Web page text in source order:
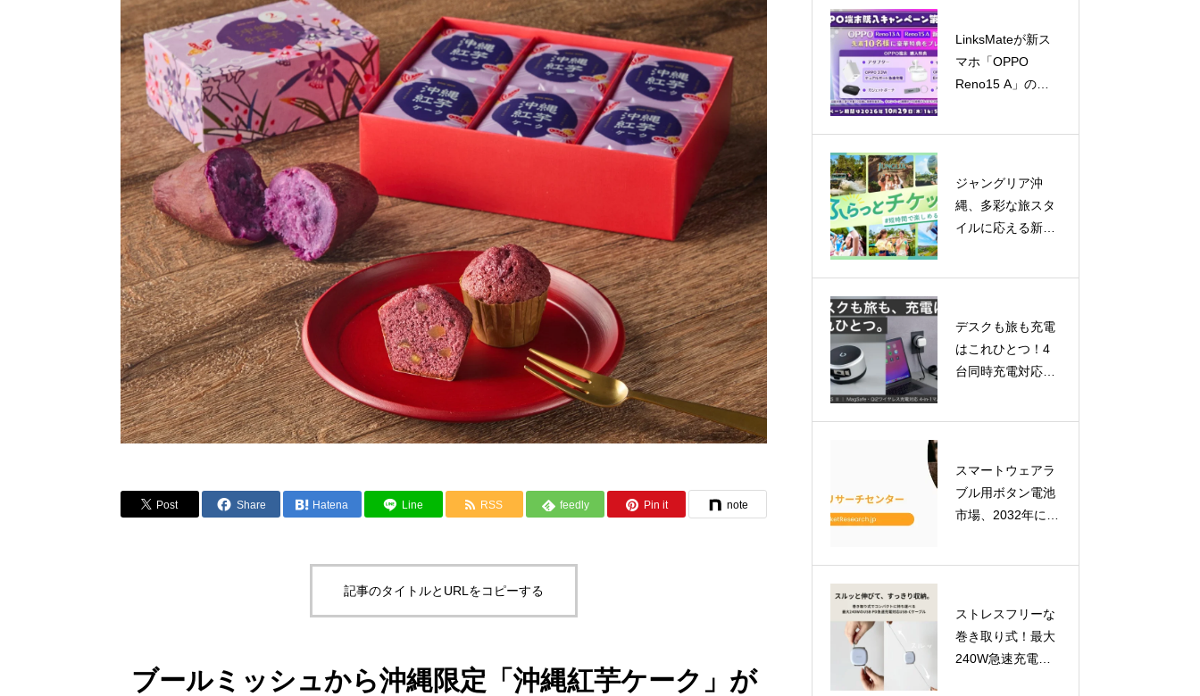
Post Share Hatena Line RSS feedly Pin it note
記事のタイトルとURLをコピーする
ブールミッシュから沖縄限定「沖縄紅芋ケーク」が
LinksMateが新ス
マホ「OPPO
Reno15 A」の販
ジャングリア沖
縄、多彩な旅スタ
イルに応える新チ
「ふらっとチケッ
化
デスクも旅も充電
はこれひとつ！4
台同時充電対応
スマートウェアラ
ブル用ボタン電池
市場、2032年には
ストレスフリーな
巻き取り式！最大
240W急速充電対